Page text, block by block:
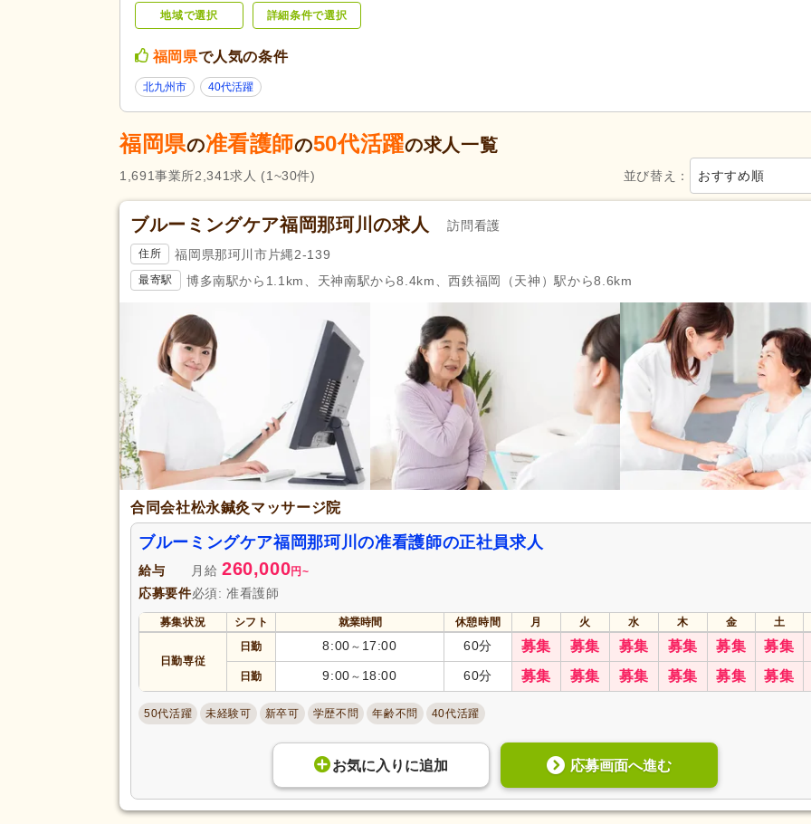
診療所・クリニック (751)
薬局・ドラッグストア
応募条件・こ
だわり
未経験可
学歴不問(2,630) 年齢不問(1,801) 新卒可(2,227)
子育てママパパ活躍(2,338) 40代活躍
髪型・髪色自由
ハローワーク求人を除く(504)
掲載24時間以内(2) 掲載3日以内
勤務形態
シフト制 日勤のみ可(1,949)
(102) 午前のみ可 午後のみ可(120)
時短勤務相談可 (160) 週1日から可 週2日から可
週3日から可 (173) 週4日から可 シフト相談可(2,327)
即日勤務可 (170)
応募資格
初任者研修（旧ヘルパー2級） (12)
実務者研修（旧ヘルパー1級・基礎研
修）(1)
介護福祉士(12)
介護支援専門員（ケアマネジャー）
保健師 (12) 准看護師(2,908)
自動車免許 (708)
休日・休暇
完全週休2日(451) 週休2日 (491)
土日休み(59)
産休あり(2,299) 育休あり(2,774) 介護休業(757)
看護休暇(563) 夏季休暇(211) 冬季休暇(77)
年末年始休暇
給与・手当
福利厚生
賞与あり (1,753) 社会保険完備
企業年金(116) 昇給あり(2,700) 復職支援あり
(1,090) 日・祝給与アップ(78) 住宅手当
資格取得支援あり(213) 通勤手当(2,106) 人事評価制度あり(2,338)
地域で選択 詳細条件で選択
福岡県で人気の条件
北九州市 40代活躍
福岡県の准看護師の50代活躍の求人一覧
並び替え： おすすめ順
1,691事業所2,341求人 (1~30件)
ブルーミングケア福岡那珂川の求人 訪問看護
住所 福岡県那珂川市片縄2-139
最寄駅 博多南駅から1.1km、天神南駅から8.4km、西鉄福岡（天神）駅から8.6km
合同会社松永鍼灸マッサージ院
ブルーミングケア福岡那珂川の准看護師の正社員求人
給与 月給 260,000円~
応募要件必須: 准看護師
募集状況 シフト 就業時間 休憩時間 月 火 水 木 金 土
日勤専従
日勤 8:00 ～ 17:00 60分 募集 募集 募集 募集 募集 募集
日勤 9:00 ～ 18:00 60分 募集 募集 募集 募集 募集 募集
50代活躍 未経験可 新卒可 学歴不問 年齢不問 40代活躍
お気に入り に追加 応募画面へ進む